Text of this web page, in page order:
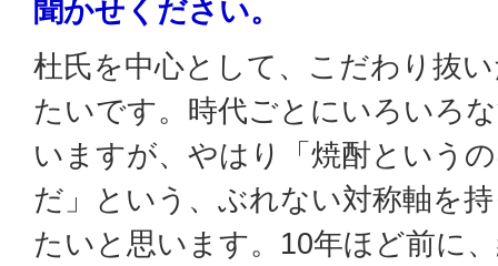
聞かせください。
杜氏を中心として、こだわり抜
たいです。時代ごとにいろいろ
いますが、やはり「焼酎という
だ」という、ぶれない対称軸を
たいと思います。10年ほど前に